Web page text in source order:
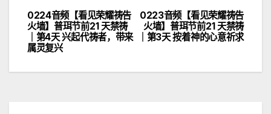
文
章
导
0223音频【看见荣耀祷告
火墙】普珥节前21 天禁祷
｜第3天 按着神的心意祈求
0224音频【看见荣耀祷告
火墙】普珥节前21 天禁祷
｜第4天 兴起代祷者，带来
属灵复兴